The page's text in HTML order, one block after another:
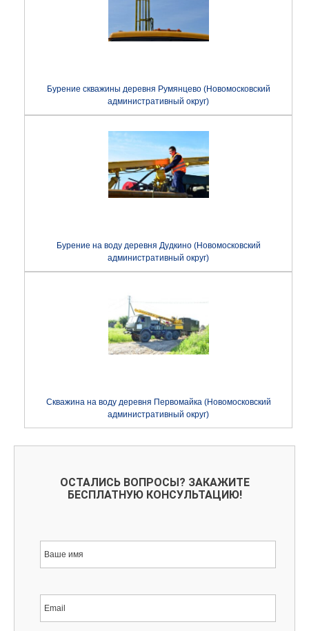
Бурение скважины деревня Румянцево (Новомосковский
административный округ)
Бурение на воду деревня Дудкино (Новомосковский
административный округ)
Скважина на воду деревня Первомайка (Новомосковский
административный округ)
ОСТАЛИСЬ ВОПРОСЫ? ЗАКАЖИТЕ
БЕСПЛАТНУЮ КОНСУЛЬТАЦИЮ!